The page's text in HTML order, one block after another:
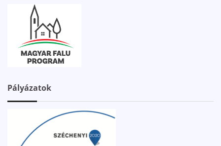
Pályázatok